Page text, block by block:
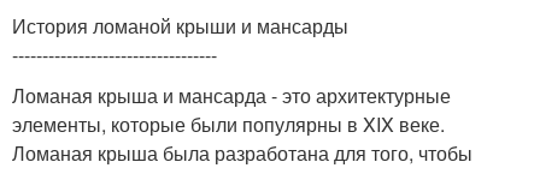
История ломаной крыши и мансарды
----------------------------------
Ломаная крыша и мансарда - это архитектурные
элементы, которые были популярны в XIX веке.
Ломаная крыша была разработана для того, чтобы